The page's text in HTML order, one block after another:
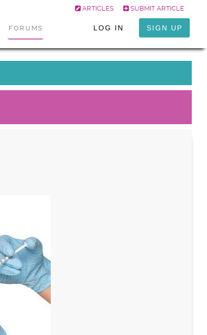
ARTICLES SUBMIT ARTICLE
FORUMS LOG IN SIGN UP